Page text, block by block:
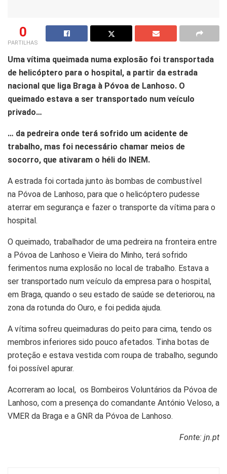
0
PARTILHAS
Uma vítima queimada numa explosão foi transportada
de helicóptero para o hospital, a partir da estrada
nacional que liga Braga à Póvoa de Lanhoso. O
queimado estava a ser transportado num veículo
privado…
… da pedreira onde terá sofrido um acidente de
trabalho, mas foi necessário chamar meios de
socorro, que ativaram o héli do INEM.
A estrada foi cortada junto às bombas de combustível
na Póvoa de Lanhoso, para que o helicóptero pudesse
aterrar em segurança e fazer o transporte da vítima para o
hospital.
O queimado, trabalhador de uma pedreira na fronteira entre
a Póvoa de Lanhoso e Vieira do Minho, terá sofrido
ferimentos numa explosão no local de trabalho. Estava a
ser transportado num veículo da empresa para o hospital,
em Braga, quando o seu estado de saúde se deteriorou, na
zona da rotunda do Ouro, e foi pedida ajuda.
A vítima sofreu queimaduras do peito para cima, tendo os
membros inferiores sido pouco afetados. Tinha botas de
proteção e estava vestida com roupa de trabalho, segundo
foi possível apurar.
Acorreram ao local, os Bombeiros Voluntários da Póvoa de
Lanhoso, com a presença do comandante António Veloso, a
VMER da Braga e a GNR da Póvoa de Lanhoso.
Fonte: jn.pt